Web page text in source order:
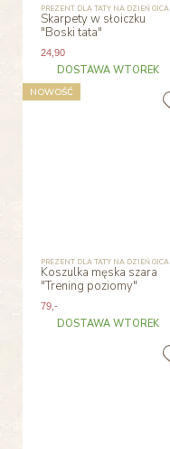
PREZENT DLA TATY NA DZIEŃ OJCA
Skarpety w słoiczku
"Boski tata"
24,90
DOSTAWA WTOREK
PREZENT DLA TATY NA DZIEŃ OJCA
Koszulka męska szara
"Trening poziomy"
79,-
DOSTAWA WTOREK
NOWOŚĆ